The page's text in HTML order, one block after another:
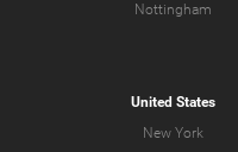
Nottingham
United States
New York